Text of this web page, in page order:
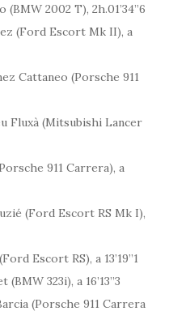
2002 T), 2h.01’34”6
(Ford Escort Mk II), a
Cattaneo (Porsche 911
Fluxà (Mitsubishi Lancer
911 Carrera), a
(Ford Escort RS Mk I),
Escort RS), a 13’19”1
323i), a 16’13”3
(Porsche 911 Carrera